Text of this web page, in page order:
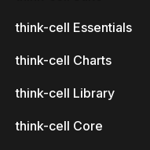
think-cell Essentials
think-cell Charts
think-cell Library
think-cell Core